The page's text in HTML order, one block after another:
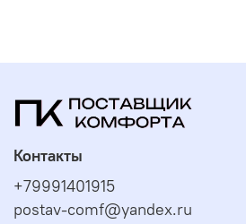
Контакты
+79991401915
postav-comf@yandex.ru